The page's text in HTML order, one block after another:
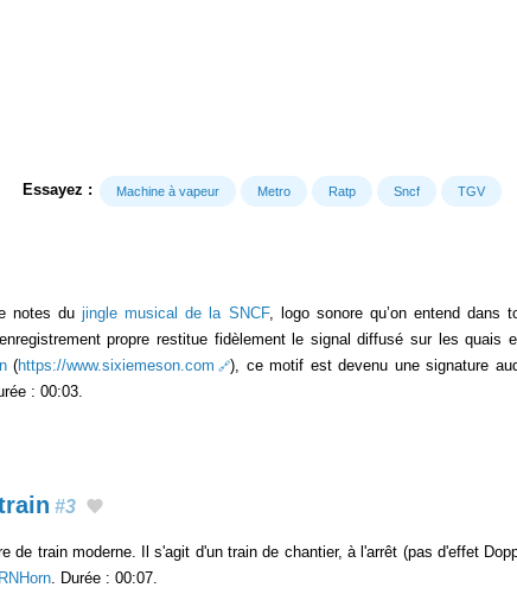
Essayez : Machine à vapeur Metro Ratp Sncf TGV
notes dujingle musical de la SNCF, logo sonore qu’on entend dans
propre restitue fidèlement le signal diffusé sur les quais
(https://www.sixiemeson.com
), ce motif est devenu une signature
: 00:03.
#3
de train moderne. Il s'agit d'un train de chantier, à l'arrêt (pas d'effet
. Durée : 00:07.